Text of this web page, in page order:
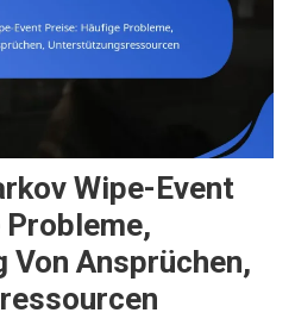
Wipe-Event
Von Ansprüchen,